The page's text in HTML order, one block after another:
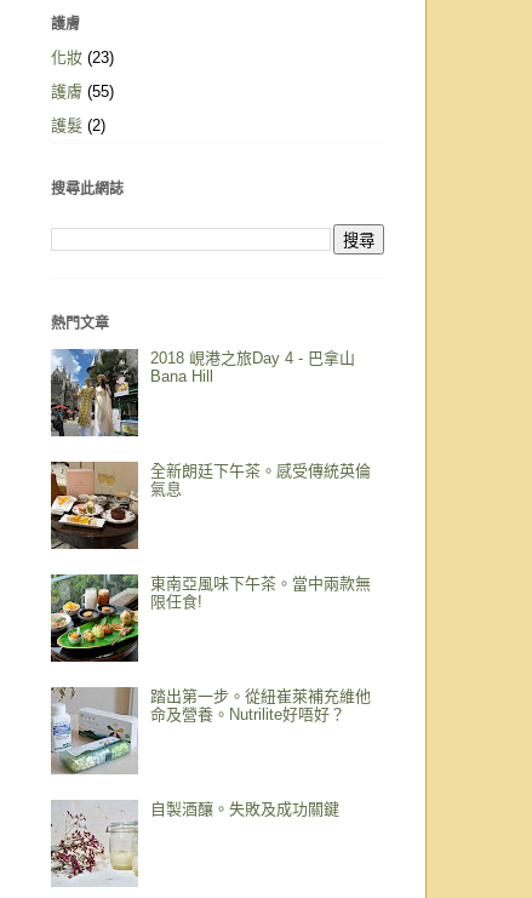
護膚
化妝 (23)
護膚 (55)
護髮 (2)
搜尋此網誌
熱門文章
2018 峴港之旅Day 4 - 巴拿山
Bana Hill
全新朗廷下午茶。感受傳統英倫
氣息
東南亞風味下午茶。當中兩款無
限任食!
踏出第一步。從紐崔萊補充維他
命及營養。Nutrilite好唔好？
自製酒釀。失敗及成功關鍵